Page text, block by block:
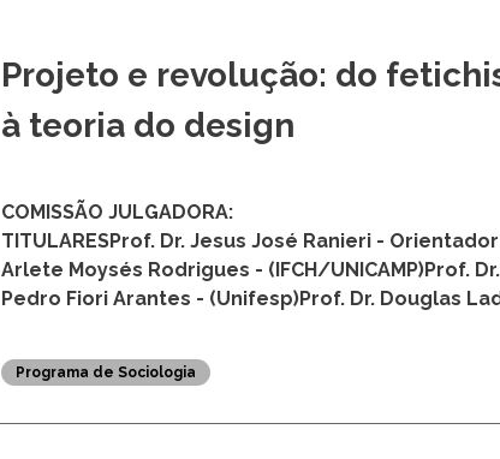
Projeto e revolução: do
à teoria do design
COMISSÃO JULGADORA:
TITULARESProf. Dr. Jesus José Ranieri -
Arlete Moysés Rodrigues - (IFCH/UNICAMP)Prof.
Pedro Fiori Arantes - (Unifesp)Prof. Dr. Douglas
Programa de Sociologia